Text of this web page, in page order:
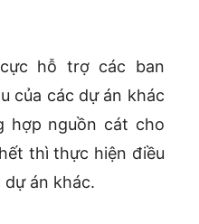
hỗ trợ các ban
của các dự án khác
hợp nguồn cát cho
thì thực hiện điều
dự án khác.